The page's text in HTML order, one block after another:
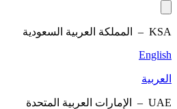
KSA –
المملكة العربية السعودية
English
العربية
UAE –
الإمارات العربية المتحدة